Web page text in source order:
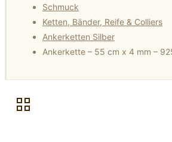
Schmuck
Ketten, Bänder, Reife & Colliers
Ankerketten Silber
Ankerkette – 55 cm x 4 mm –